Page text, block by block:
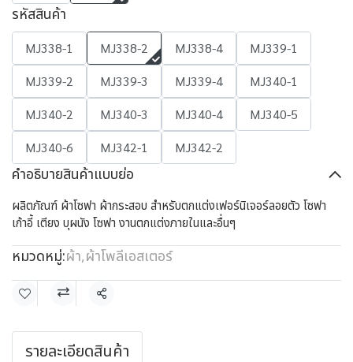
รหัสสินค้า
MJ338-1 MJ338-2 MJ338-4
MJ339-1
MJ339-2
MJ339-3 MJ339-4
MJ340-1
MJ340-2
MJ340-3 MJ340-4
MJ340-5
MJ340-6
MJ342-1 MJ342-2
คำอธิบายสินค้าแบบย่อ
ผลิตภัณฑ์ ผ้าโซฟา ผ้ากระสอบ สำหรับตกแต่งเฟอร์นิเจอร์ลอยตัว โซฟา
เก้าอี้ เตียง บุผนัง โซฟา งานตกแต่งภายในและอื่นๆ
หมวดหมู่:ผ้า,ผ้าโพลีเอสเตอร์
แชร์
รายละเอียดสินค้า